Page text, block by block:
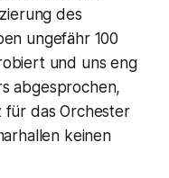
des
ungefähr 100
und uns eng
abgesprochen,
für das Orchester
keinen